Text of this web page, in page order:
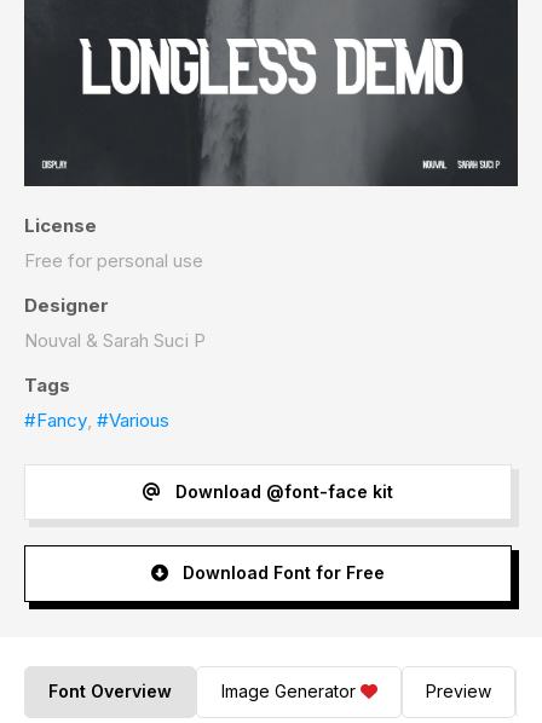
License
Free for personal use
Designer
Nouval & Sarah Suci P
Tags
#Fancy, #Various
Download @font-face kit
Download Font for Free
Font Overview Image Generator Preview